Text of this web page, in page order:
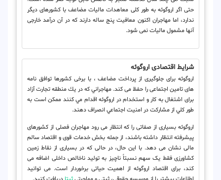
حتی اگر اروگوئه به طور کلی معاهدات مالیات مضاعف با کشورهای دیگر
ندارد، اما مهاجران اکنون معافیت پنج ساله دارند که در آن درآمد خارجی
آنها مشمول مالیات نمی شود.
شرایط اقتصادی اروگوئه
اروگوئه برای جلوگیری از پرداخت مضاعف ، با برخی کشورها توافق نامه
های تامین اجتماعی را حفظ می کند. مهاجراني كه در يك منطقه تجارت آزاد
برای اشتغال به کار و استخدام در اروگوئه اقدام مي كنند ممكن است به
طور كلي از مشاركت در امنيت اجتماعي انصراف دهند.
اروگوئه بسیاری از صفاتی را که انتظار می رود مهاجران فصلی از کشورهای
پیشرفته انتظار داشته باشند، از جمله بخش خدمات قوی و اقتصاد سالم
مالی نشان می دهد. با این حال، در حالی که در بسیاری از نقاط زمین
کشاورزی فقط یک سهم نسبتاً ناچیز به تولید ناخالص داخلی اضافه می
کند، برای اقتصاد اروگوئه از اهمیت حیاتی برخوردار است. می توانید